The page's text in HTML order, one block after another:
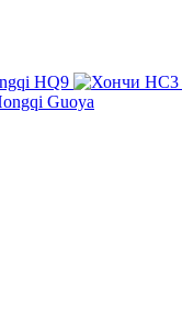
HQ9
Guoya